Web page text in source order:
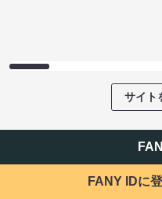
サイト
FANY IDに